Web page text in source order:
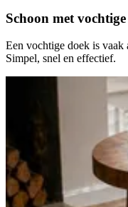
Schoon met
Een vochtige doek is vaak
Simpel, snel en effectief.